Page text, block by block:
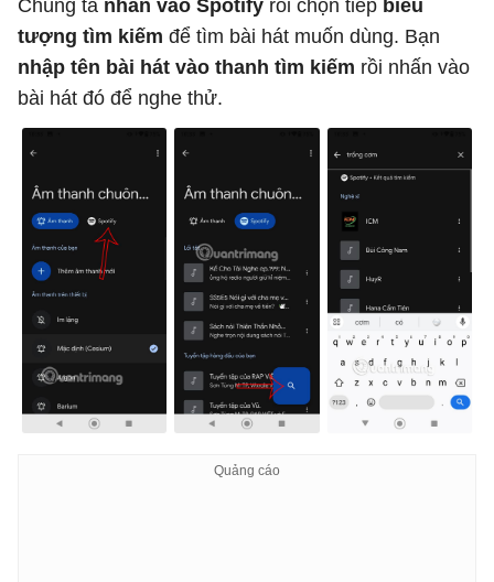
Chúng ta nhấn vào Spotify rồi chọn tiếp biểu
tượng tìm kiếm để tìm bài hát muốn dùng. Bạn
nhập tên bài hát vào thanh tìm kiếm rồi nhấn vào
bài hát đó để nghe thử.